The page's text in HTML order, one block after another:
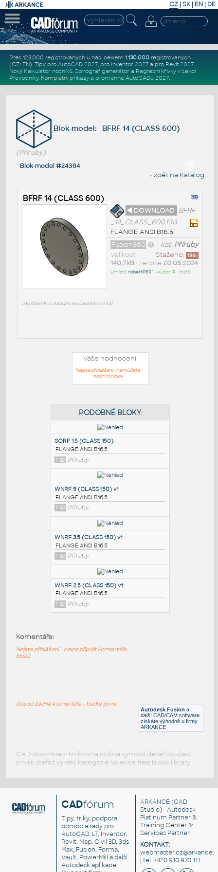
CZ | SK| EN | DE
Přes 123.000 registrovaných u nás, celkem 1.130.000registrovaných
(CZ+EN). Tipy pro AutoCAD 2027, pro Inventor 2027a pro Revit 2027.
Nový Kalkulátor nosníků, Spirograf generátor a Regresní křivkyv sekci
Převodníky. Kompletní příkazya proměnné AutoCADu 2027.
Blok-model: BFRF 14 (CLASS 600)
(Příruby)
Blok-model #24384
« zpět na Katalog
BFRF 14 (CLASS 600)
◄ DOWNLOAD BFRF
_14_CLASS_600.f3d
FLANGE ANSI B16.5
kat:Příruby
Fusion360
Staženo: 194x
Velikost
140,7kB• ze dne 20.05.2024
Umístil:robertPER^ • Autor: R• md5:
a1c3bbe06ac34adbc3ecf8a5b5cc224f
Vaše hodnocení:
Nejste přihlášeni - nemůžete
hodnotit blok
PODOBNÉ BLOKY
SORF 1.5 (CLASS 150):
FLANGE ANSI B16.5
F3D Příruby
WNRF 5 (CLASS 150) v1
FLANGE ANSI B16.5
F3D Příruby
Příruby
Autodesk Fusion a
další CAD/CAM software
získáte výhodně u firmy
ARKANCE
Komentáře:
Nejste přihlášeni - nelze připojit komentáře
bloků
Dosud žádné komentáře - buďte první
CAD download: knihovna rodina symbol detail součást
prvek stafáž výkres kategorie kolekce free block library
CADfórum
Tipy, triky, podpora,
pomoc a rady pro
AutoCAD, LT, Inventor,
Revit, Map, Civil 3D, 3ds
Max, Fusion, Forma,
Vault, PowerMill a další
Autodesk aplikace
ARKANCE (CAD
Studio) - Autodesk
Platinum Partner &
Training Center &
Services Partner
KONTAKT:
| tel. +420 910 970 111